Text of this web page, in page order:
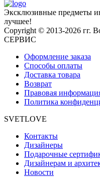
Эксклюзивные предметы
лучшее!
Copyright © 2013-2026 гг.
СЕРВИС
Оформление заказа
Способы оплаты
Доставка товара
Возврат
Правовая
Политика
SVETLOVE
Контакты
Дизайнеры
Подарочные
Дизайнерам и
Новости